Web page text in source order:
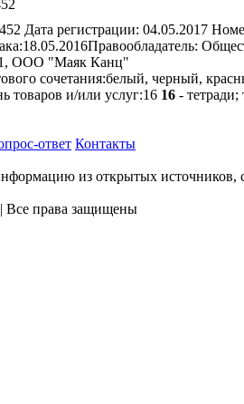
Дата регистрации: 04.05.2017
18.05.2016Правообладатель:
1, ООО "Маяк Канц"
сочетания:белый, черный,
товаров и/или услуг:16 16 -
ответ Контакты
из открытых источников,
Все права защищены